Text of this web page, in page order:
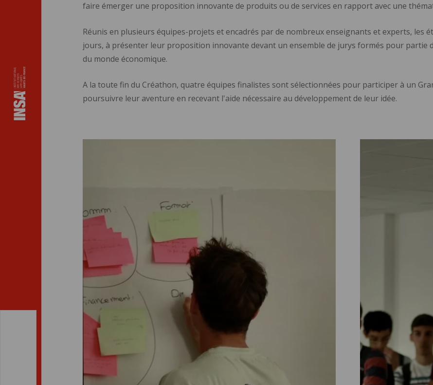
faire émerger une proposition innovante de produits ou de services en rapport avec une
Réunis en plusieurs équipes-projets et encadrés par de nombreux enseignants et experts, les
jours, à présenter leur proposition innovante devant un ensemble de jurys formés pour
du monde économique.
A la toute fin du Créathon, quatre équipes finalistes sont sélectionnées pour participer à un
poursuivre leur aventure en recevant l'aide nécessaire au développement de leur idée.